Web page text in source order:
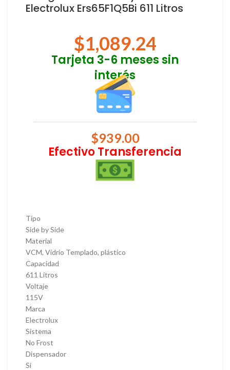
Electrolux Ers65F1Q5Bi 611 Litros
$1,089.24
Tarjeta 3-6 meses sin
interés
$939.00
Efectivo Transferencia
Tipo
Side by Side
Material
VCM, Vidrio Templado, plástico
Capacidad
611 Litros
Voltaje
115V
Marca
Electrolux
Sistema
No Frost
Dispensador
Si